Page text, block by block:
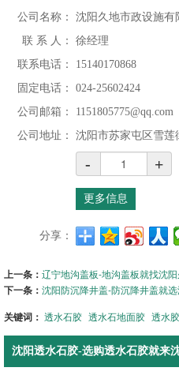
公司名称：
沈阳久地市政设施有
联 系 人：
徐经理
联系电话：
15140170868
固定电话：
024-25602424
公司邮箱：
1151805775@qq.com
公司地址：
沈阳市苏家屯区雪莲
- +
更多信息
分享：
上一条：
下一条：
关键词： 透水石胶 透水石地面胶 透水
沈阳透水石胶-选购透水石胶就来